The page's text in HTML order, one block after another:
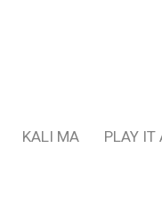
KALI MA PLAY IT